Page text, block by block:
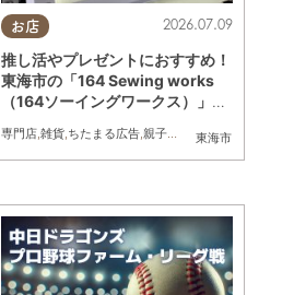
お店
東海市
2026.07.09
推し活やプレゼントにおすすめ！
東海市の「164 Sewing works
（164ソーイングワークス）」で
ス開始／ちたまる広告
専門店,雑貨,ちたまる広告,親子,ペット